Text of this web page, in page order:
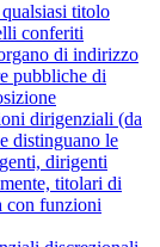
titolo
conferiti
di indirizzo
pubbliche di
dirigenziali (da
distinguano le
dirigenti
titolari di
con funzioni